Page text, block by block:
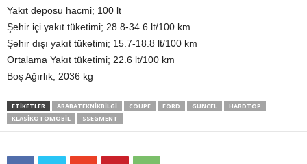
Yakıt deposu hacmi; 100 lt
Şehir içi yakıt tüketimi; 28.8-34.6 lt/100 km
Şehir dışı yakıt tüketimi; 15.7-18.8 lt/100 km
Ortalama Yakıt tüketimi; 22.6 lt/100 km
Boş Ağırlık; 2036 kg
ETIKETLER ARABATEKNIKBILGI COUPE FORD GUNCEL
HARDTOP
KLASIKOTOMOBIL
SSEGMENT